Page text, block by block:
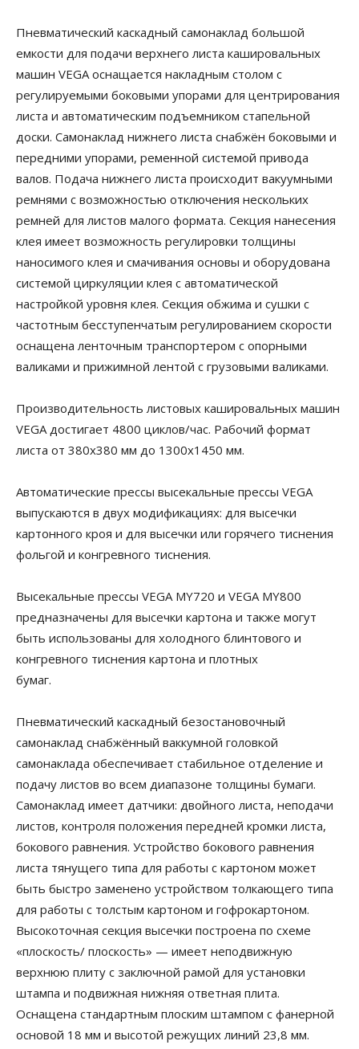
Пневматический каскадный самонаклад большой
емкости для подачи верхнего листа кашировальных
машин VEGA оснащается накладным столом с
регулируемыми боковыми упорами для центрирования
листа и автоматическим подъемником стапельной
доски. Самонаклад нижнего листа снабжён боковыми и
передними упорами, ременной системой привода
валов. Подача нижнего листа происходит вакуумными
ремнями с возможностью отключения нескольких
ремней для листов малого формата. Секция нанесения
клея имеет возможность регулировки толщины
наносимого клея и смачивания основы и оборудована
системой циркуляции клея с автоматической
настройкой уровня клея. Секция обжима и сушки с
частотным бесступенчатым регулированием скорости
оснащена ленточным транспортером с опорными
валиками и прижимной лентой с грузовыми валиками.
Производительность листовых кашировальных машин
VEGA достигает 4800 циклов/час. Рабочий формат
листа от 380х380 мм до 1300х1450 мм.
Автоматические прессы высекальные прессы VEGA
выпускаются в двух модификациях: для высечки
картонного кроя и для высечки или горячего тиснения
фольгой и конгревного тиснения.
Высекальные прессы VEGA MY720 и VEGA MY800
предназначены для высечки картона и также могут
быть использованы для холодного блинтового и
конгревного тиснения картона и плотных
бумаг.
Пневматический каскадный безостановочный
самонаклад снабжённый ваккумной головкой
самонаклада обеспечивает стабильное отделение и
подачу листов во всем диапазоне толщины бумаги.
Самонаклад имеет датчики: двойного листа, неподачи
листов, контроля положения передней кромки листа,
бокового равнения. Устройство бокового равнения
листа тянущего типа для работы с картоном может
быть быстро заменено устройством толкающего типа
для работы с толстым картоном и гофрокартоном.
Высокоточная секция высечки построена по схеме
«плоскость/ плоскость» — имеет неподвижную
верхнюю плиту с заключной рамой для установки
штампа и подвижная нижняя ответная плита.
Оснащена стандартным плоским штампом с фанерной
основой 18 мм и высотой режущих линий 23,8 мм.